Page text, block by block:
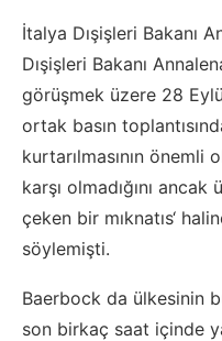
İtalya Dışişleri Bakanı
Dışişleri Bakanı
görüşmek üzere 28
ortak basın
kurtarılmasının önemli
karşı olmadığını ancak
çeken bir mıknatıs‘
söylemişti.
Baerbock da ülkesinin
son birkaç saat içinde